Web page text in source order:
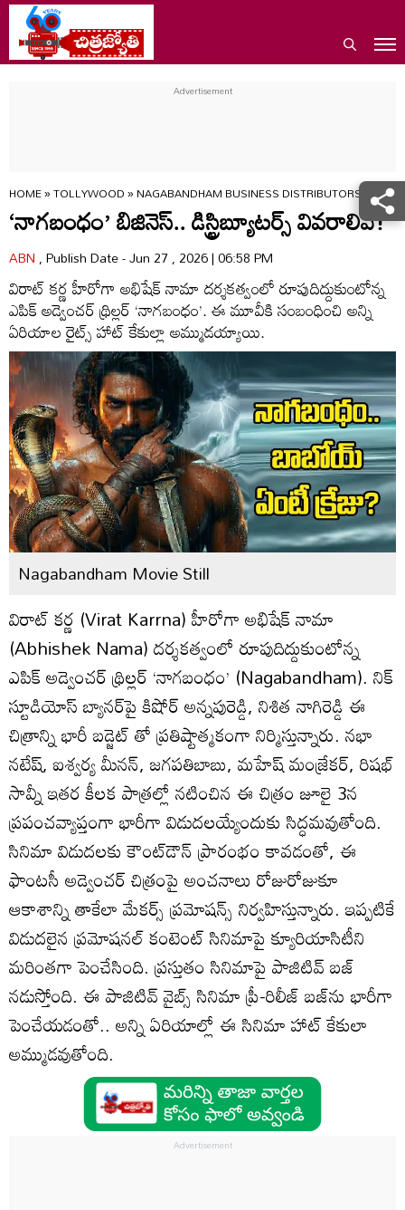
HOME»TOLLYWOOD»NAGABANDHAM BUSINESS DISTRIBUTORS LIST
‘నాగబంధం’ బిజినెస్.. డిస్ట్రిబ్యూటర్స్ వివరాలివే!
ABN, Publish Date - Jun 27 , 2026 | 06:58 PM
విరాట్ కర్ణ హీరోగా అభిషేక్ నామా దర్శకత్వంలో రూపుదిద్దుకుంటోన్న
ఎపిక్ అడ్వెంచర్ థ్రిల్లర్ ‘నాగబంధం’. ఈ మూవీకి సంబంధించి అన్ని
ఏరియాల రైట్స్ హాట్ కేకుల్లా అమ్ముడయ్యాయి.
Nagabandham Movie Still
విరాట్ కర్ణ (Virat Karrna) హీరోగా అభిషేక్ నామా
(Abhishek Nama) దర్శకత్వంలో రూపుదిద్దుకుంటోన్న
ఎపిక్ అడ్వెంచర్ థ్రిల్లర్ ‘నాగబంధం’ (Nagabandham). నిక్
స్టూడియోస్ బ్యానర్‌పై కిషోర్ అన్నపురెడ్డి, నిశిత నాగిరెడ్డి ఈ
చిత్రాన్ని భారీ బడ్జెట్ తో ప్రతిష్టాత్మకంగా నిర్మిస్తున్నారు. నభా
నటేష్, ఐశ్వర్య మీనన్, జగపతిబాబు, మహేష్ మంజ్రేకర్, రిషభ్
సావ్నీ ఇతర కీలక పాత్రల్లో నటించిన ఈ చిత్రం జూలై 3న
ప్రపంచవ్యాప్తంగా భారీగా విడుదలయ్యేందుకు సిద్ధమవుతోంది.
సినిమా విడుదలకు కౌంట్‌డౌన్ ప్రారంభం కావడంతో, ఈ
ఫాంటసీ అడ్వెంచర్ చిత్రంపై అంచనాలు రోజురోజుకూ
ఆకాశాన్ని తాకేలా మేకర్స్ ప్రమోషన్స్ నిర్వహిస్తున్నారు. ఇప్పటికే
విడుదలైన ప్రమోషనల్ కంటెంట్ సినిమాపై క్యూరియాసిటీని
మరింతగా పెంచేసింది. ప్రస్తుతం సినిమాపై పాజిటివ్ బజ్
నడుస్తోంది. ఈ పాజిటివ్ వైబ్స్ సినిమా ప్రీ-రిలీజ్ బజ్‌ను భారీగా
పెంచేయడంతో.. అన్ని ఏరియాల్లో ఈ సినిమా హాట్ కేకులా
అమ్ముడవుతోంది.